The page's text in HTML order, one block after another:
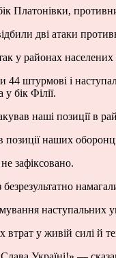
Платонівки,
дві атаки
у районах
штурмові і
бік Філії.
наші позиції в
позиції наших
зафіксовано.
наступальних
у живій силі й